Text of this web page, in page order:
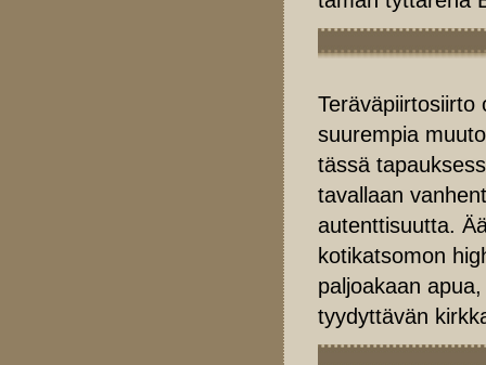
Teräväpiirtosiirto
suurempia
tässä
tavallaan
autenttisuutta.
kotikatsomon
paljoakaan
tyydyttävän